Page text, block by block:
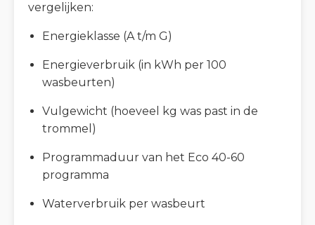
vergelijken:
Energieklasse (A t/m G)
Energieverbruik (in kWh per 100
wasbeurten)
Vulgewicht (hoeveel kg was past in de
trommel)
Programmaduur van het Eco 40-60
programma
Waterverbruik per wasbeurt